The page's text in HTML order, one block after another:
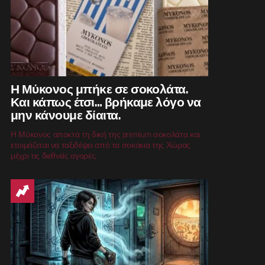
Η Μύκονος μπήκε σε σοκολάτα.
Και κάπως έτσι… βρήκαμε λόγο να
μην κάνουμε δίαιτα.
Η Μύκονος αποκτά τη δική της premium σοκολάτα και
ετοιμάζεται να ταξιδέψει από τα σοκάκια της Χώρας
μέχρι τις διεθνείς αγορές.